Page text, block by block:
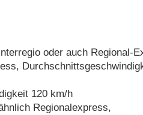
oder auch Regional-
120 km/h
Regionalexpress,